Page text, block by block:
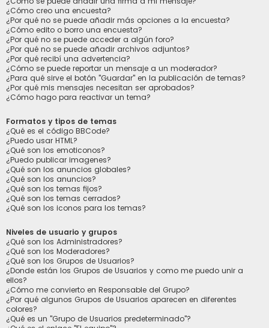
¿Cómo creo una encuesta?
¿Por qué no se puede añadir más opciones a la encuesta?
¿Cómo edito o borro una encuesta?
¿Por qué no se puede acceder a algún foro?
¿Por qué no se puede añadir archivos adjuntos?
¿Por qué recibí una advertencia?
¿Cómo se puede reportar un mensaje a un moderador?
¿Para qué sirve el botón "Guardar" en la publicación de temas?
¿Por qué mis mensajes necesitan ser aprobados?
¿Cómo hago para reactivar un tema?
Formatos y tipos de temas
¿Qué es el código BBCode?
¿Puedo usar HTML?
¿Qué son los emoticonos?
¿Puedo publicar imagenes?
¿Qué son los anuncios globales?
¿Qué son los anuncios?
¿Qué son los temas fijos?
¿Qué son los temas cerrados?
¿Qué son los iconos para los temas?
Niveles de usuario y grupos
¿Qué son los Administradores?
¿Qué son los Moderadores?
¿Qué son los Grupos de Usuarios?
¿Donde están los Grupos de Usuarios y como me puedo unir a
ellos?
¿Cómo me convierto en Responsable del Grupo?
¿Por qué algunos Grupos de Usuarios aparecen en diferentes
colores?
¿Qué es un "Grupo de Usuarios predeterminado"?